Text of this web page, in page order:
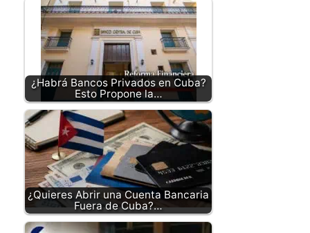
¿Habrá Bancos Privados en Cuba?
Esto Propone la…
¿Quieres Abrir una Cuenta Bancaria
Fuera de Cuba?…